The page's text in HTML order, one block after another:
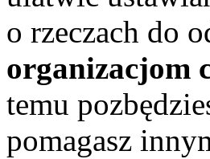
o rzeczach do
organizacjom
temu
pomagasz